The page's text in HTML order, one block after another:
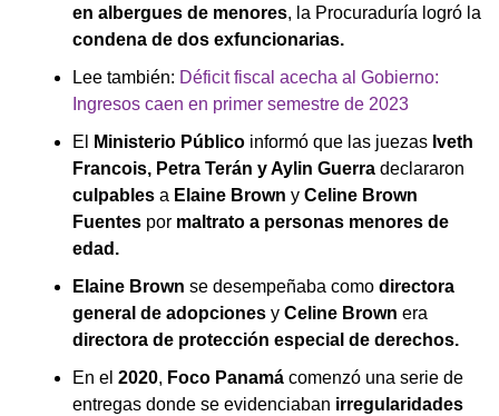
en albergues de menores, la Procuraduría logró la
condena de dos exfuncionarias.
Lee también: Déficit fiscal acecha al Gobierno:
Ingresos caen en primer semestre de 2023
El
Ministerio Público informó que las juezas Iveth
Francois, Petra Terán y Aylin Guerra declararon
culpables a Elaine Brown y Celine Brown
Fuentes por maltrato a personas menores de
edad.
Elaine Brown se desempeñaba como directora
general de adopciones y Celine Brown era
directora de protección especial de derechos.
En el 2020, Foco Panamá comenzó una serie de
entregas donde se evidenciaban irregularidades